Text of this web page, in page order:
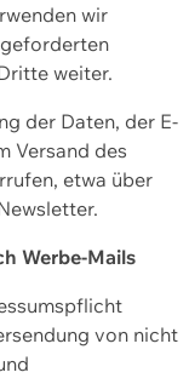
wir
weiter.
der Daten, der E-
Versand des
etwa über
Werbe-Mails
von nicht